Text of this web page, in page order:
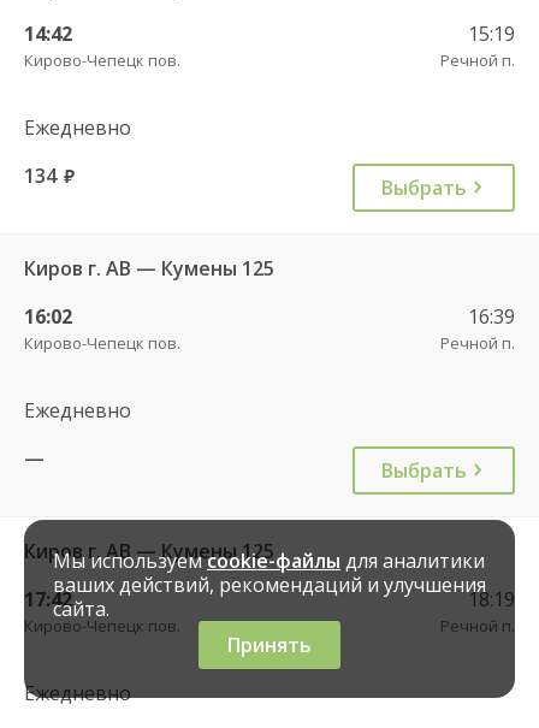
14:42
Кирово-Чепецк пов.
15:19
Речной п.
Ежедневно
134 руб. Выбрать
Киров г. АВ — Кумены 125
16:02
Кирово-Чепецк пов.
16:39
Речной п.
Ежедневно
—
Выбрать
Киров г. АВ — Кумены 125
17:42
Кирово-Чепецк пов.
18:19
Речной п.
Ежедневно
Мы используемcookie-файлы для аналитики
ваших действий, рекомендаций и улучшения
сайта.
Принять